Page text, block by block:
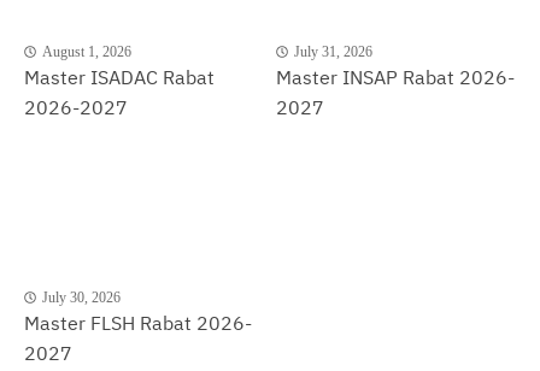
August 1, 2026
Master ISADAC Rabat
2026-2027
July 31, 2026
Master INSAP Rabat 2026-
2027
July 30, 2026
Master FLSH Rabat 2026-
2027